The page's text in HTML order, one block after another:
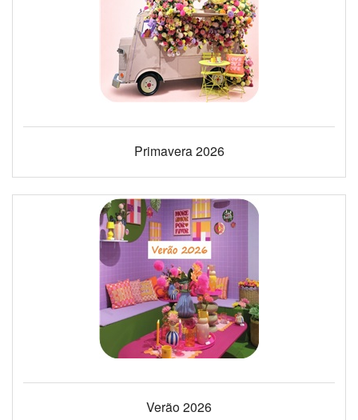
Primavera 2026
Verão 2026